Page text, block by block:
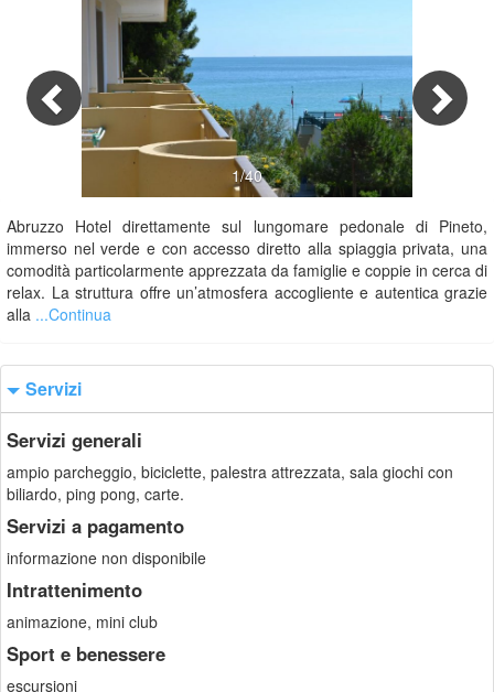
1/40
Abruzzo Hotel direttamente sul lungomare pedonale di Pineto,
immerso nel verde e con accesso diretto alla spiaggia privata, una
comodità particolarmente apprezzata da famiglie e coppie in cerca di
relax. La struttura offre un’atmosfera accogliente e autentica grazie
alla ...Continua
Servizi
Servizi generali
ampio parcheggio, biciclette, palestra attrezzata, sala giochi con
biliardo, ping pong, carte.
Servizi a pagamento
informazione non disponibile
Intrattenimento
animazione, mini club
Sport e benessere
escursioni